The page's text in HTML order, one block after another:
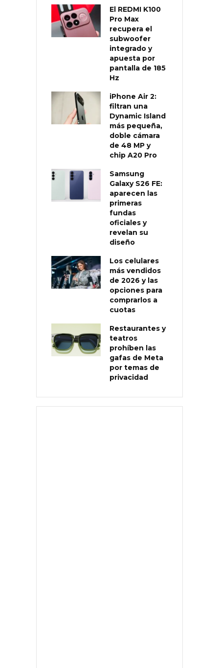
El REDMI K100
Pro Max
recupera el
subwoofer
integrado y
apuesta por
pantalla de 185
Hz
iPhone Air 2:
filtran una
Dynamic Island
más pequeña,
doble cámara
de 48 MP y
chip A20 Pro
Samsung
Galaxy S26 FE:
aparecen las
primeras
fundas
oficiales y
revelan su
diseño
Los celulares
más vendidos
de 2026 y las
opciones para
comprarlos a
cuotas
Restaurantes y
teatros
prohíben las
gafas de Meta
por temas de
privacidad